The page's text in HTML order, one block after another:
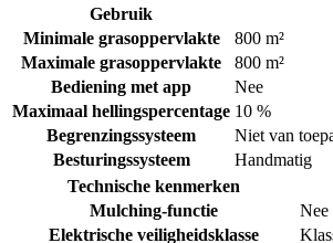
Gebruik
Minimale grasoppervlakte
800 m²
Maximale grasoppervlakte
800 m²
Bediening met app
Nee
Maximaal hellingspercentage 10 %
Begrenzingssysteem
Niet van
Besturingssysteem
Handmatig
Technische kenmerken
Mulching-functie
Nee
Elektrische veiligheidsklasse